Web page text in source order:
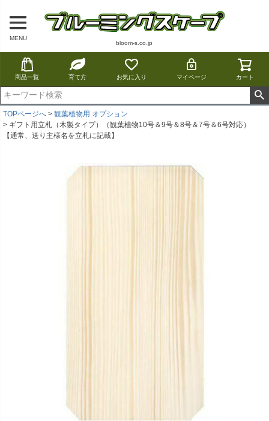
MENU
bloom-s.co.jp
商品一覧 育て方 お気に入り マイページ カート
TOPページへ
観葉植物用 オプション
ギフト用立札（木製タイプ）（観葉植物10号＆9号＆8号＆7号＆6号対応）
【通常、送り主様名を立札に記載】